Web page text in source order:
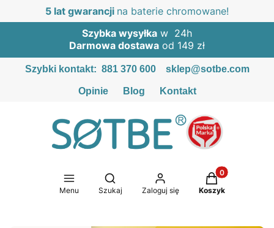
5 lat gwarancji na baterie chromowane!
Szybka wysyłka w 24h
Darmowa dostawa od 149 zł
Szybki kontakt: 881 370 600 sklep@sotbe.com
Opinie Blog Kontakt
Menu
Otwórz wyszukiwarkę
Szukaj Zaloguj się
Produkty w
Koszyk